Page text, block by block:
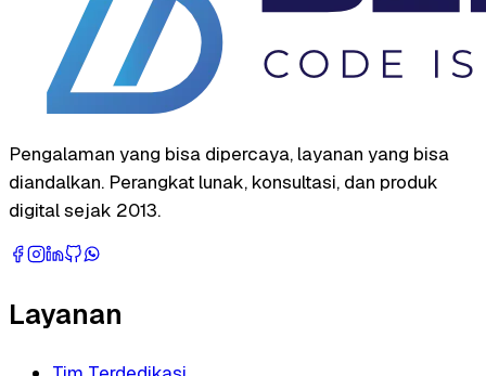
Pengalaman yang bisa dipercaya, layanan yang bisa
diandalkan. Perangkat lunak, konsultasi, dan produk
digital sejak 2013.
Layanan